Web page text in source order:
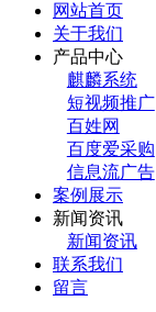
网站首页
关于我们
产品中心
麒麟系统
短视频推广
百姓网
百度爱采购
信息流广告
案例展示
新闻资讯
新闻资讯
联系我们
留言